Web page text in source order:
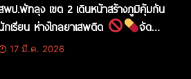
พป.พัทลุง เขต 2 เดินหน้าสร้างภูมิคุ้มกัน
กเรียน ห่างไกลยาเสพติด
จัด
บรมเชิงปฏิบัติการพัฒนาทักษะสมอง EF
17 มี.ค. 2026